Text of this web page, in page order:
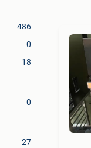
486
0
18
0
27